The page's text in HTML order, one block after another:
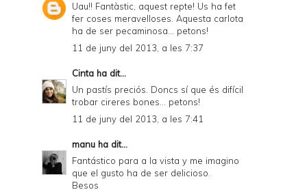
D
F
Uau!! Fantàstic, aquest repte! Us ha fet
fer coses meravelloses. Aquesta carlota
ha de ser pecaminosa... petons!
11 de juny del 2013, a les 7:37
Cinta ha dit...
Un pastís preciós. Doncs sí que és difícil
trobar cireres bones... petons!
11 de juny del 2013, a les 7:41
manu ha dit...
Fantástico para a la vista y me imagino
que el gusto ha de ser delicioso.
Besos